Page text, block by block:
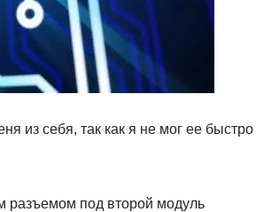
из себя, так как я не мог ее быстро
разъемом под второй модуль